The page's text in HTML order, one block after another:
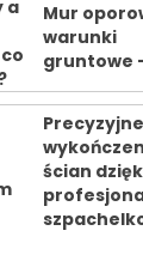
Mur
warunki
gruntowe
Precyzyjne
ścian